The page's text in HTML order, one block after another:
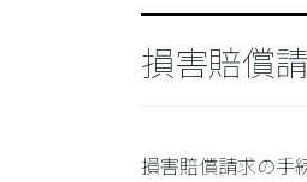
損害賠償
損害賠償請求の手